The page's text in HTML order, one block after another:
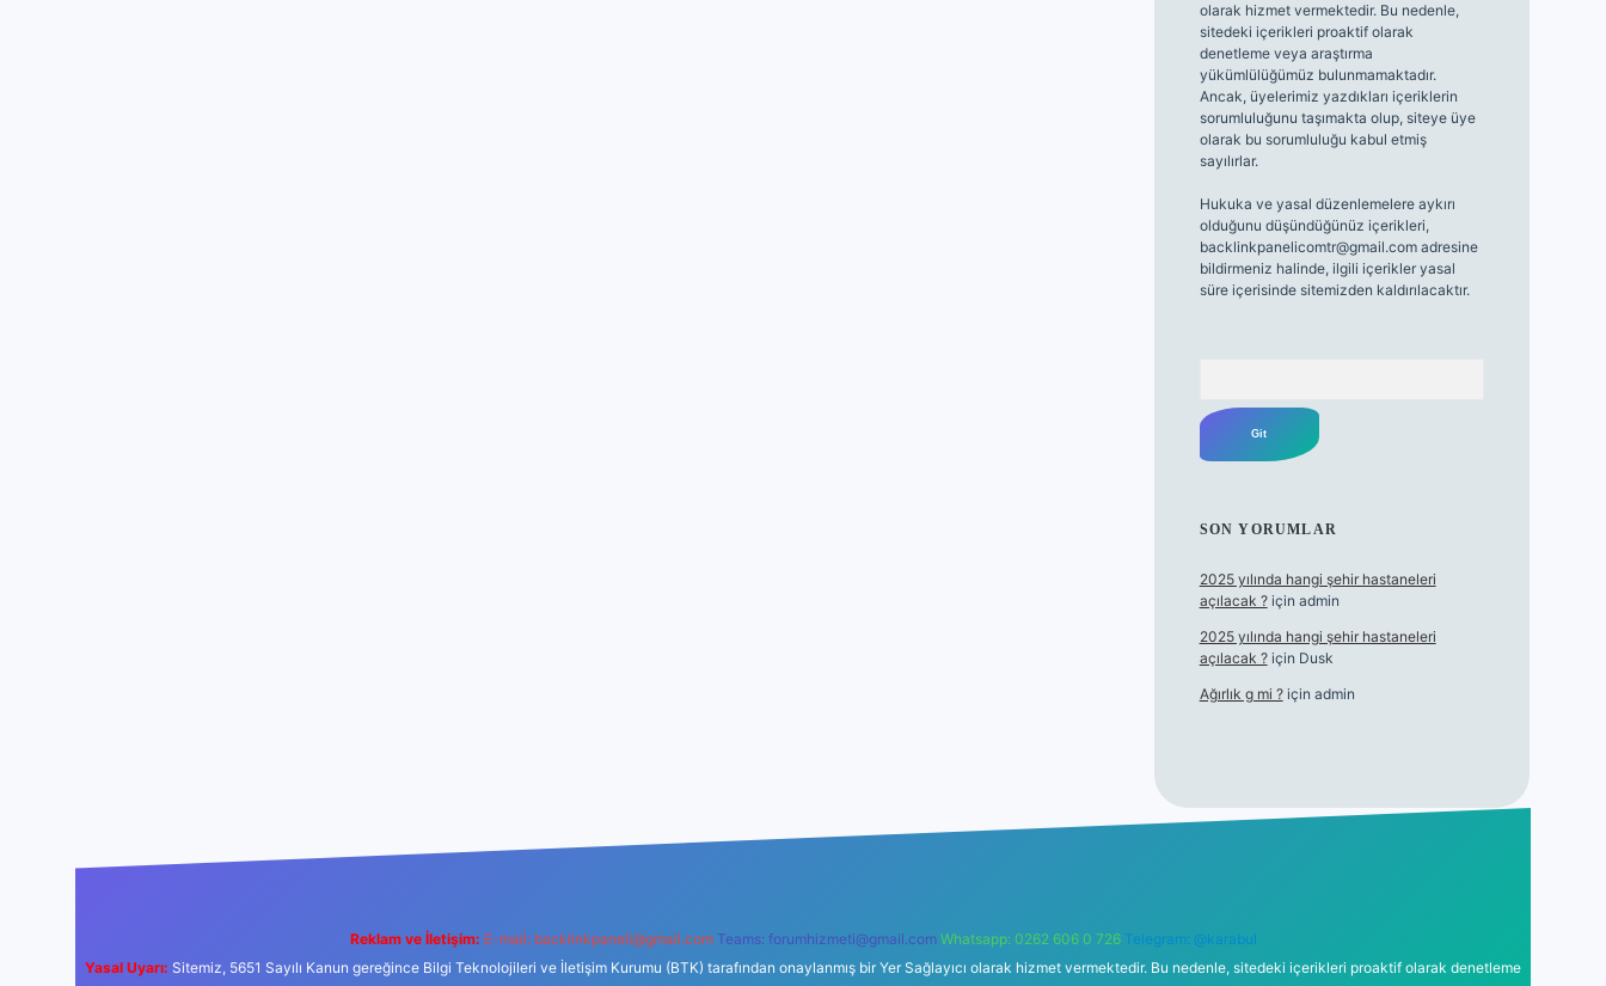
olarak hizmet vermektedir. Bu nedenle,
sitedeki içerikleri proaktif olarak
denetleme veya araştırma
yükümlülüğümüz bulunmamaktadır.
Ancak, üyelerimiz yazdıkları içeriklerin
sorumluluğunu taşımakta olup, siteye üye
olarak bu sorumluluğu kabul etmiş
sayılırlar.
Hukuka ve yasal düzenlemelere aykırı
olduğunu düşündüğünüz içerikleri,
backlinkpanelicomtr@gmail.comadresine
bildirmeniz halinde, ilgili içerikler yasal
süre içerisinde sitemizden kaldırılacaktır.
SON YORUMLAR
2025 yılında hangi şehir hastaneleri
açılacak ?için admin
2025 yılında hangi şehir hastaneleri
açılacak ?için Dusk
Ağırlık g mi ?için admin
Reklam ve İletişim: E-mail: backlinkpaneli@gmail.com Teams: forumhizmeti@gmail.com Whatsapp: 0262 606 0 726 Telegram: @karabul
Yasal Uyarı: Sitemiz, 5651 Sayılı Kanun gereğince Bilgi Teknolojileri ve İletişim Kurumu (BTK) tarafından onaylanmış bir Yer Sağlayıcı olarak hizmet vermektedir. Bu nedenle, sitedeki içerikleri proaktif olarak denetleme